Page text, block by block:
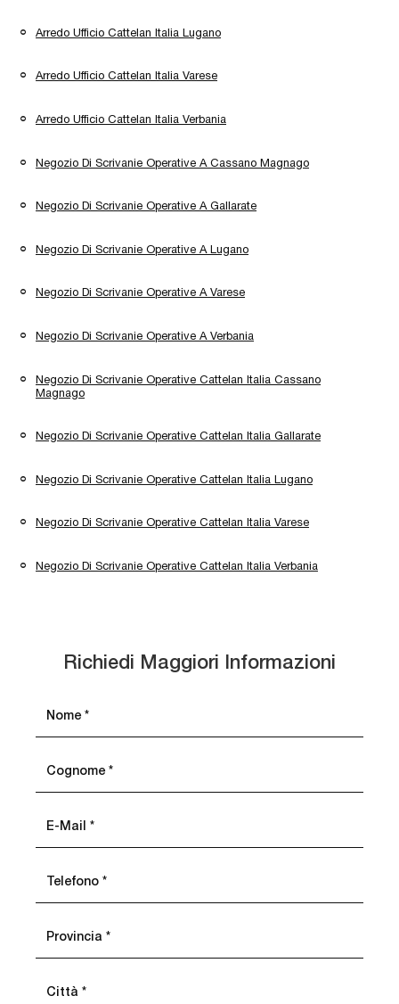
Arredo Ufficio Cattelan Italia Lugano
Arredo Ufficio Cattelan Italia Varese
Arredo Ufficio Cattelan Italia Verbania
Negozio Di Scrivanie Operative A Cassano Magnago
Negozio Di Scrivanie Operative A Gallarate
Negozio Di Scrivanie Operative A Lugano
Negozio Di Scrivanie Operative A Varese
Negozio Di Scrivanie Operative A Verbania
Negozio Di Scrivanie Operative Cattelan Italia Cassano
Magnago
Negozio Di Scrivanie Operative Cattelan Italia Gallarate
Negozio Di Scrivanie Operative Cattelan Italia Lugano
Negozio Di Scrivanie Operative Cattelan Italia Varese
Negozio Di Scrivanie Operative Cattelan Italia Verbania
Richiedi Maggiori Informazioni